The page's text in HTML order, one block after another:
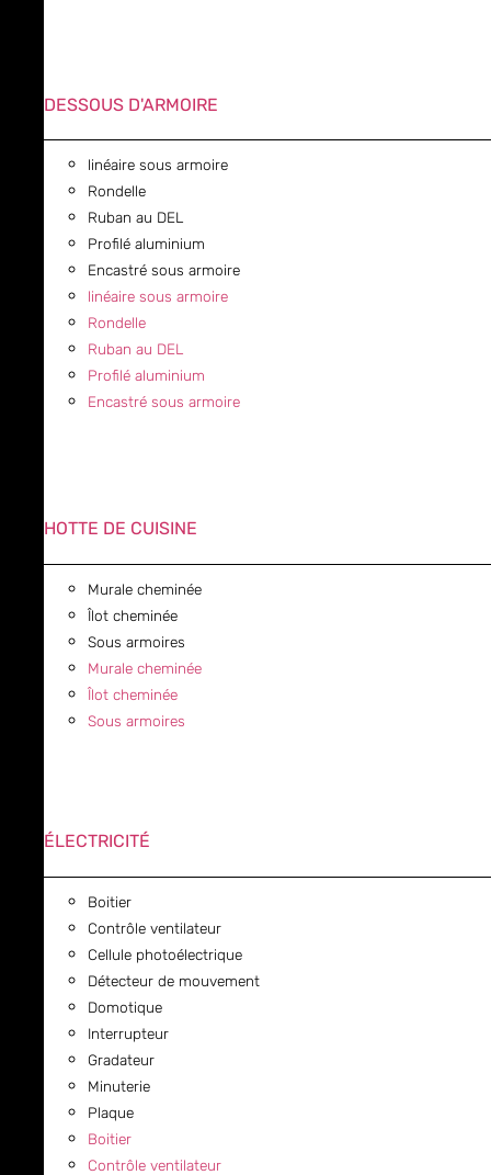
DESSOUS D'ARMOIRE
linéaire sous armoire
Rondelle
Ruban au DEL
Profilé aluminium
Encastré sous armoire
linéaire sous armoire
Rondelle
Ruban au DEL
Profilé aluminium
Encastré sous armoire
HOTTE DE CUISINE
Murale cheminée
Îlot cheminée
Sous armoires
Murale cheminée
Îlot cheminée
Sous armoires
ÉLECTRICITÉ
Boitier
Contrôle ventilateur
Cellule photoélectrique
Détecteur de mouvement
Domotique
Interrupteur
Gradateur
Minuterie
Plaque
Boitier
Contrôle ventilateur